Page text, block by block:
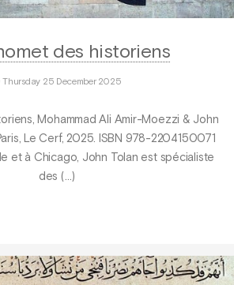
des historiens
Thursday 25 December 2025
Mohammad Ali Amir-Moezzi & John
Le Cerf, 2025. ISBN 978-2204150071
et à Chicago, John Tolan est spécialiste
des (…)